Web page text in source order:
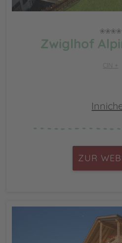
Zwiglhof
CIN +
ZUR